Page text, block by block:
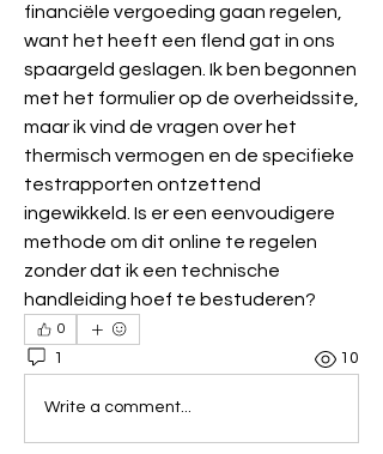
financiële vergoeding gaan regelen,
want het heeft een flend gat in ons
spaargeld geslagen. Ik ben begonnen
met het formulier op de overheidssite,
maar ik vind de vragen over het
thermisch vermogen en de specifieke
testrapporten ontzettend
ingewikkeld. Is er een eenvoudigere
methode om dit online te regelen
zonder dat ik een technische
handleiding hoef te bestuderen?
0
1 10
Write a comment...